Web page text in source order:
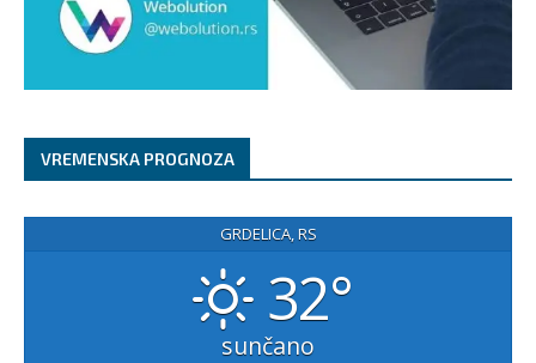
VREMENSKA PROGNOZA
GRDELICA, RS
32°
sunčano